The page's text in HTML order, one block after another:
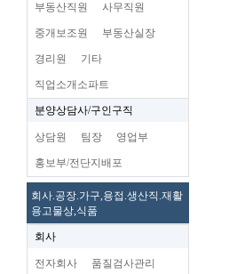
부동산직원 사무직원
중개보조원 부동산실장
경리원 기타
직업소개소파트
분양상담사/구인구직
상담원 팀장 영업부
홍보부/전단지배포
회사.공장.가구,용접.생산직.재활
용고물상,식품
회사
전자회사 품질검사관리